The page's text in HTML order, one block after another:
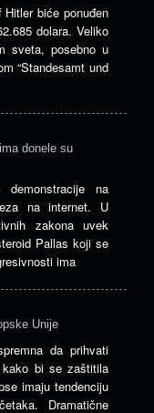
biće ponuđen
dolara. Veliko
sveta, posebno u
“Standesamt und
donele su
na
na internet. U
zakona uvek
Pallas koji se
ima
Unije
da prihvati
bi se zaštitila
imaju tendenciju
Dramatične